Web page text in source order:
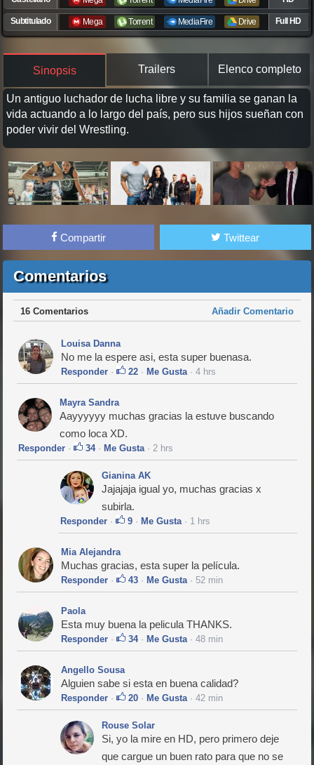
Subtitulado Mega Torrent MediaFire Drive Full HD
Sinopsis Trailers Elenco completo
Un antiguo luchador de lucha libre y su familia se ganan la
vida actuando a lo largo del país, pero sus hijos sueñan con
poder vivir del Wrestling.
Compartir Twittear
Comentarios
16 Comentarios Añadir Comentario
Louisa Danna
No me la espere asi, esta super buenasa.
Responder · 22 · Me Gusta· 4 hrs
Mayra Sandra
Aayyyyyy muchas gracias la estuve buscando
como loca XD.
Responder · 34· Me Gusta· 2 hrs
Gianina AK
Jajajaja igual yo, muchas gracias x
subirla.
Responder · 9 · Me Gusta· 1 hrs
Mia Alejandra
Muchas gracias, esta super la película.
Responder · 43 · Me Gusta· 52 min
Paola
Esta muy buena la pelicula THANKS.
Responder · 34· Me Gusta· 48 min
Angello Sousa
Alguien sabe si esta en buena calidad?
Responder · 20 · Me Gusta· 42 min
Rouse Solar
Si, yo la mire en HD, pero primero deje
que cargue un buen rato para que no se